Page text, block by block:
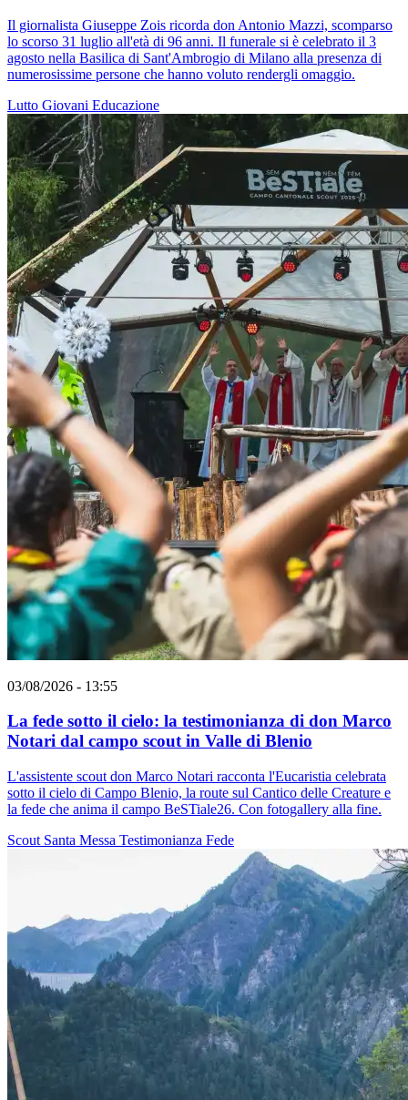
Il giornalista Giuseppe Zois ricorda don Antonio Mazzi, scomparso
lo scorso 31 luglio all'età di 96 anni. Il funerale si è celebrato il 3
agosto nella Basilica di Sant'Ambrogio di Milano alla presenza di
numerosissime persone che hanno voluto rendergli omaggio.
Lutto Giovani Educazione
03/08/2026 - 13:55
La fede sotto il cielo: la testimonianza di don Marco
Notari dal campo scout in Valle di Blenio
L'assistente scout don Marco Notari racconta l'Eucaristia celebrata
sotto il cielo di Campo Blenio, la route sul Cantico delle Creature e
la fede che anima il campo BeSTiale26. Con fotogallery alla fine.
Scout Santa Messa Testimonianza Fede